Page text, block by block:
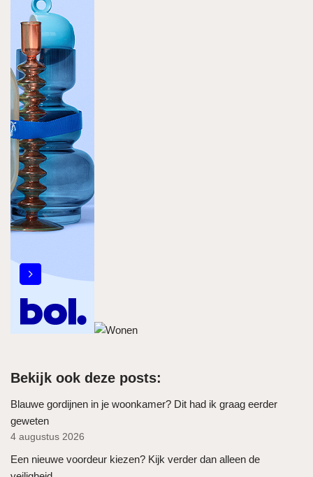
Bekijk ook deze posts:
Blauwe gordijnen in je woonkamer? Dit had ik graag eerder
geweten
4 augustus 2026
Een nieuwe voordeur kiezen? Kijk verder dan alleen de